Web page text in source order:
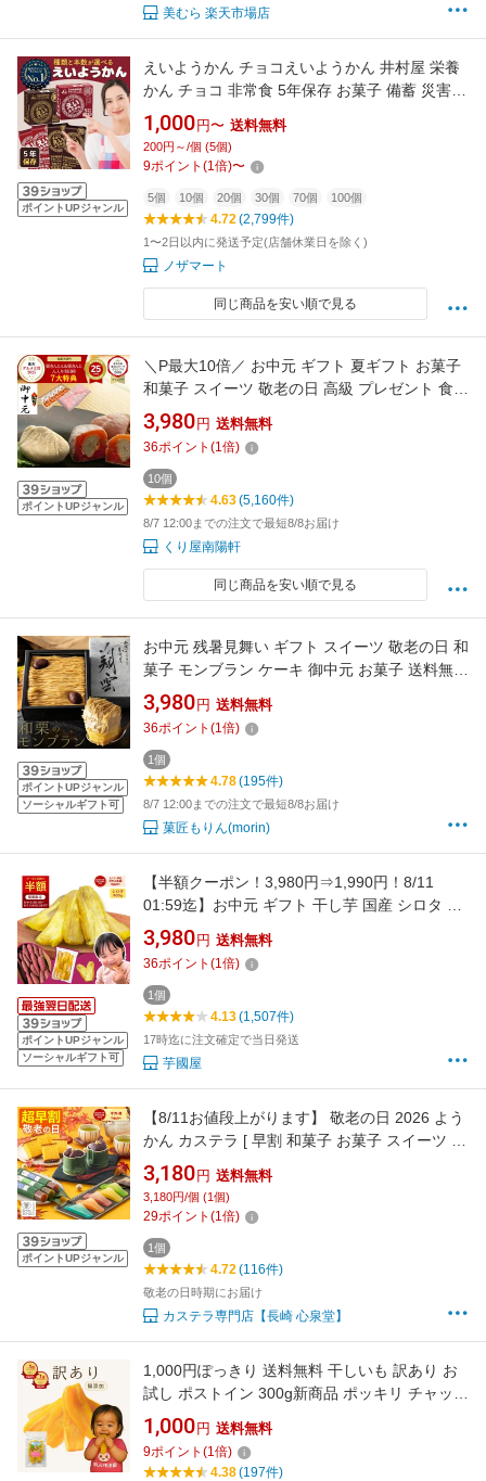
美むら 楽天市場店
ポイントUPジャンル
えいようかん チョコえいようかん 井村屋 栄養
かん チョコ 非常食 5年保存 お菓子 備蓄 災害食
防災用品 防災食 防災食品 防災グッズ 防災セッ
ト ようかん 備蓄食 詰め合わせ 保存食
1,000 円〜 送料無料
200円～/個 (5個)
9ポイント (1倍)〜
5個 10個 20個 30個 70個 100個
4.72(2,799件)
1〜2日以内に発送予定(店舗休業日を除く)
ノザマート
同じ商品を安い順で見る
ポイントUPジャンル
＼P最大10倍／ お中元 ギフト 夏ギフト お菓子
和菓子 スイーツ 敬老の日 高級 プレゼント 食べ
物 詰め合わせ ＼2年連続楽天グルメ大賞受賞ス
イーツグランプリ1位／ お盆 帰省土産 送料無料
岐阜中津川 栗100％ 栗きんとん 5個 栗きんとん
入り市田柿 干し柿 栗柿5個
3,980 円 送料無料
36ポイント (1倍)
10個
4.63(5,160件)
8/7 12:00までの注文で最短8/8お届け
くり屋南陽軒
同じ商品を安い順で見る
ポイントUPジャンル
ソーシャルギフト可
お中元 残暑見舞い ギフト スイーツ 敬老の日 和
菓子 モンブラン ケーキ 御中元 お菓子 送料無料
高級 誕生日プレゼント 和栗 栗 くり 栗スイーツ
羊羹 ティラミス 誕生日ケーキ 記念日 お祝い 出
産 内祝い お返し お礼 プレゼント 食べ物 お取
り寄せスイーツ 贈り物
3,980 円 送料無料
36ポイント (1倍)
1個
4.78(195件)
8/7 12:00までの注文で最短8/8お届け
菓匠もりん(morin)
ポイントUPジャンル
ソーシャルギフト可
【半額クーポン！3,980円⇒1,990円！8/11
01:59迄】お中元 ギフト 干し芋 国産 シロタ 訳
あり 900g 天日干し 紅はるか 無添加 茨城県産
茨城 ほし芋 べにはるか 芋 スイーツ お菓子 和
菓子 お取り寄せスイーツ さつまいもスイーツ
訳ありスイーツ 国産 w900
3,980 円 送料無料
36ポイント (1倍)
1個
4.13(1,507件)
17時迄に注文確定で当日発送
芋國屋
ポイントUPジャンル
【8/11お値段上がります】 敬老の日 2026 よう
かん カステラ [ 早割 和菓子 お菓子 スイーツ プ
レゼント ギフト 祖父 祖母 おじいちゃん おばあ
ちゃん 羊羹 あんこ 餡子 国産 スイーツギフト
誕生日 ランキング 長崎心泉堂 ] セット KRR6
3,180 円 送料無料
3,180円/個 (1個)
29ポイント (1倍)
1個
4.72(116件)
敬老の日時期にお届け
カステラ専門店【長崎 心泉堂】
1,000円ぽっきり 送料無料 干しいも 訳あり お
試し ポストイン 300g新商品 ポッキリ チャック
付き 有機栽培 紅はるか 国産 無添加 切り落とし
スイーツ ギフト 和菓子 干し芋 ねっとり お取り
寄せ 小分け パック さつま芋 ほしいも
1,000 円 送料無料
9ポイント (1倍)
4.38(197件)